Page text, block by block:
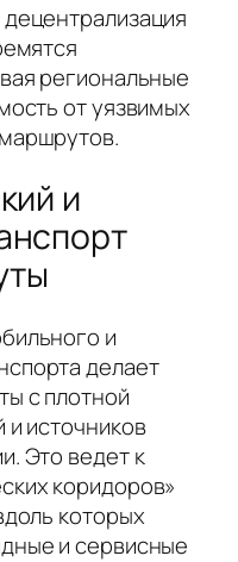
региональные
от уязвимых
и
и
делает
с плотной
источников
Это ведет к
коридоров»
которых
и сервисные